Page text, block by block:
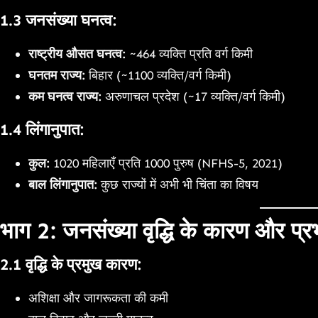
1.3 जनसंख्या घनत्व:
राष्ट्रीय औसत घनत्व: ~464 व्यक्ति प्रति वर्ग किमी
घनतम राज्य: बिहार (~1100 व्यक्ति/वर्ग किमी)
कम घनत्व राज्य: अरुणाचल प्रदेश (~17 व्यक्ति/वर्ग किमी)
1.4 लिंगानुपात:
कुल: 1020 महिलाएँ प्रति 1000 पुरुष (NFHS-5, 2021)
बाल लिंगानुपात: कुछ राज्यों में अभी भी चिंता का विषय
भाग 2: जनसंख्या वृद्धि के कारण और
2.1 वृद्धि के प्रमुख कारण:
अशिक्षा और जागरूकता की कमी